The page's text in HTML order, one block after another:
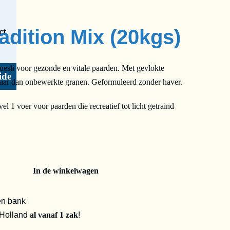
Mix (20kgs)
voor gezonde en vitale paarden. Met gevlokte
dan onbewerkte granen. Geformuleerd zonder haver.
1 voer voor paarden die recreatief tot licht getraind
In de winkelwagen
bank
al vanaf 1 zak!